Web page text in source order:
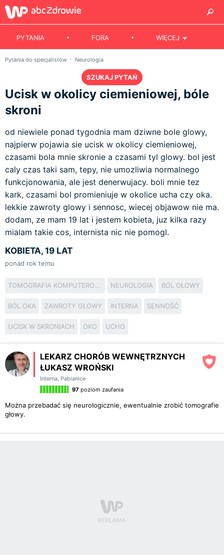
PYTANIA FORA WIĘCEJ
Pytania do specjalistów Neurologia
SZUKAJ PYTAŃ
Ucisk w okolicy ciemieniowej, bóle
skroni
od niewiele ponad tygodnia mam dziwne bole glowy,
najpierw pojawia sie ucisk w okolicy ciemieniowej,
czasami bola mnie skronie a czasami tyl glowy. bol jest
caly czas taki sam, tepy, nie umozliwia normalnego
funkcjonowania, ale jest denerwujacy. boli mnie tez
kark, czasami bol promieniuje w okolice ucha czy oka.
lekkie zawroty glowy i sennosc, wiecej objawow nie ma.
dodam, ze mam 19 lat i jestem kobieta, juz kilka razy
mialam takie cos, internista nic nie pomogl.
KOBIETA, 19 LAT
ponad rok temu
TOMOGRAFIA KOMPUTEROWA NEUROLOGIA BÓL GŁOWY
BÓL OKA ZAWROTY GŁOWY INTERNA SENNOŚĆ
UCISK W SKRONIACH OKO UCHO
LEKARZ CHORÓB WEWNĘTRZNYCH
ŁUKASZ WROŃSKI
Interna, Pabianice
97 poziom zaufania
Można przebadać się neurologicznie, ewentualnie zrobić tomografie
głowy.